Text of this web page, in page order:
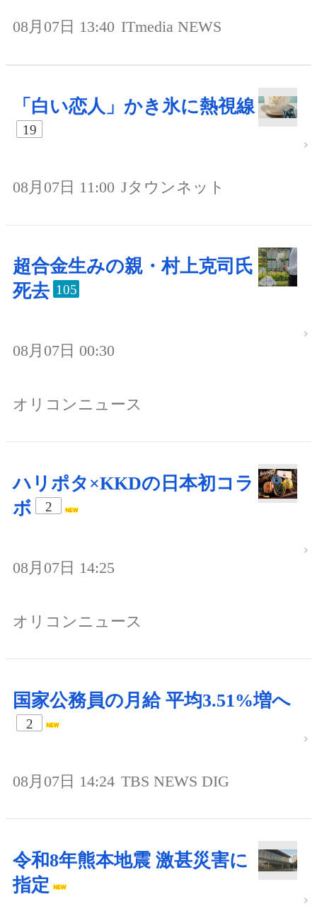
08月07日 13:40 ITmedia NEWS
「白い恋人」かき氷に熱視線
19
08月07日 11:00 Jタウンネット
超合金生みの親・村上克司氏
死去 105
08月07日 00:30
オリコンニュース
ハリポタ×KKDの日本初コラ
ボ
2
08月07日 14:25
オリコンニュース
国家公務員の月給 平均3.51%増へ
2
08月07日 14:24 TBS NEWS DIG
令和8年熊本地震 激甚災害に
指定